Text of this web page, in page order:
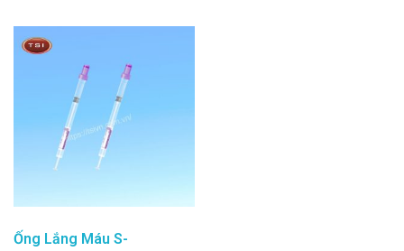
Ống Lắng Máu S-